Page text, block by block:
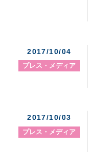
2017/10/04
プレス・メディア
2017/10/03
プレス・メディア